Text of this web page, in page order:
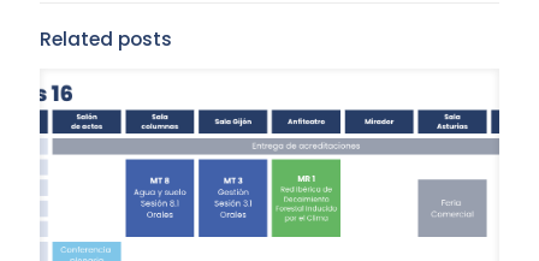
Related posts